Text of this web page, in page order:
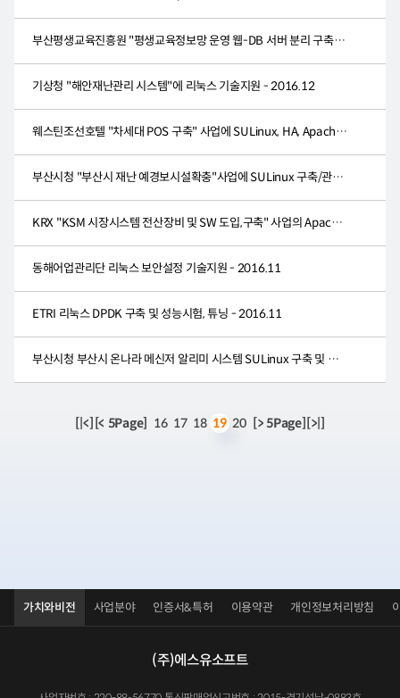
부산평생교육진흥원 "평생교육정보망 운영 웹-DB 서버 분리 구축" 사업의 SULinux 구축/관리 -..
기상청 "해안재난관리 시스템"에 리눅스 기술지원 - 2016.12
웨스틴조선호텔 "차세대 POS 구축" 사업에 SULinux, HA, Apache, Tomcat 구축/관리 - 2016.12
부산시청 "부산시 재난 예경보시설확충"사업에 SULinux 구축/관리 - 2016.12
KRX "KSM 시장시스템 전산장비 및 SW 도입,구축" 사업의 Apache, Tomcat 구축/관리 - 2016.12
동해어업관리단 리눅스 보안설정 기술지원 - 2016.11
ETRI 리눅스 DPDK 구축 및 성능시험, 튜닝 - 2016.11
부산시청 부산시 온나라 메신저 알리미 시스템 SULinux 구축 및 유지관리 - 2016.11
[|<] [< 5Page] 16 17 18 19 20 [> 5Page] [>|]
가치와비전 사업분야 인증서&특허 이용약관 개인정보처리방침
(주)에스유소프트